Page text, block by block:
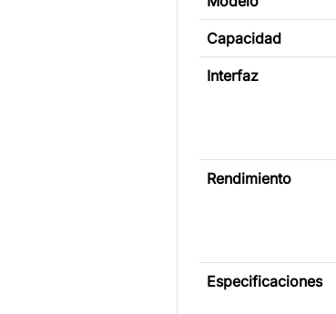
Capacidad
Interfaz
Rendimiento
Especificaciones